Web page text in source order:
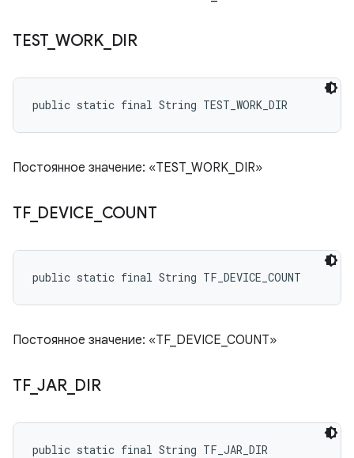
TEST_ WORK_ DIR
public static final String TEST_WORK_DIR
Постоянное значение: «TEST_WORK_DIR»
TF_ DEVICE COUNT
public static final String TF_DEVICE_COUNT
Постоянное значение: «TF_DEVICE_COUNT»
TF_JAR_ DIR
public static final String TF_JAR_DIR